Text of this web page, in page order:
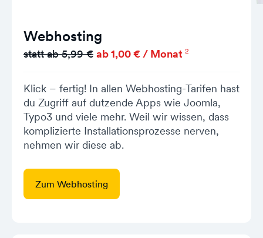
Webhosting
statt ab 5,99 € ab 1,00 € / Monat 2
Klick – fertig! In allen Webhosting-Tarifen hast
du Zugriff auf dutzende Apps wie Joomla,
Typo3 und viele mehr. Weil wir wissen, dass
komplizierte Installationsprozesse nerven,
nehmen wir diese ab.
Zum Webhosting